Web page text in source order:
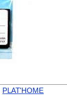
PLAT'HOME